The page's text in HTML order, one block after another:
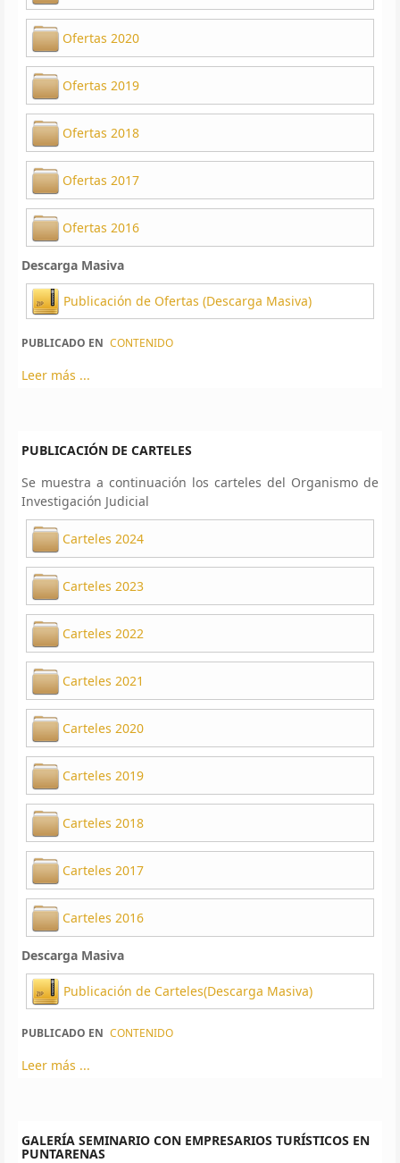
Ofertas 2020
Ofertas 2019
Ofertas 2018
Ofertas 2017
Ofertas 2016
Descarga Masiva
Publicación de Ofertas (Descarga Masiva)
PUBLICADO EN CONTENIDO
Leer más ...
PUBLICACIÓN DE CARTELES
Se muestra a continuación los carteles del Organismo de
Investigación Judicial
Carteles 2024
Carteles 2023
Carteles 2022
Carteles 2021
Carteles 2020
Carteles 2019
Carteles 2018
Carteles 2017
Carteles 2016
Descarga Masiva
Publicación de Carteles(Descarga Masiva)
PUBLICADO EN CONTENIDO
Leer más ...
GALERÍA SEMINARIO CON EMPRESARIOS TURÍSTICOS EN
PUNTARENAS